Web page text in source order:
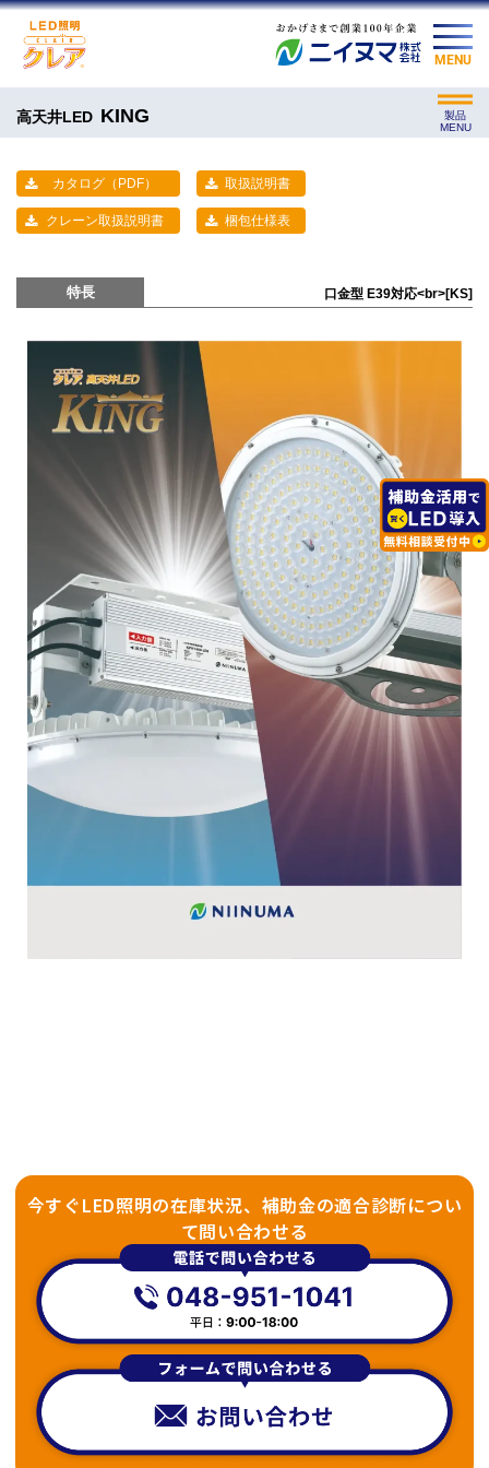
MENU
高天井LED KING
製品
MENU
カタログ（PDF） 取扱説明書
クレーン取扱説明書 梱包仕様表
特長 口金型 E39対応<br>[KS]
今すぐLED照明の在庫状況、補助金の適合診断につい
て問い合わせる